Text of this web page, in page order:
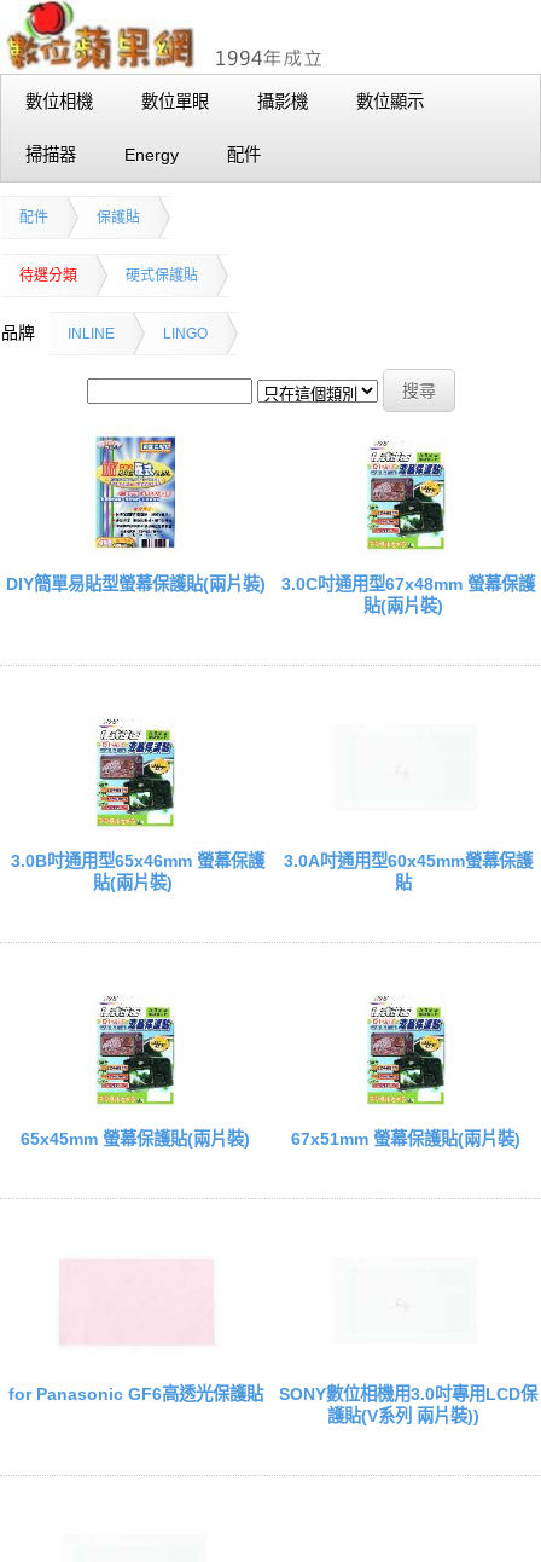
數位相機 數位單眼 攝影機 數位顯示
掃描器 Energy 配件
配件 保護貼
待選分類 硬式保護貼
品牌 INLINE LINGO
DIY簡單易貼型螢幕保護貼(兩片裝)
3.0C吋通用型67x48mm 螢幕保護
貼(兩片裝)
3.0B吋通用型65x46mm 螢幕保護
貼(兩片裝)
3.0A吋通用型60x45mm螢幕保護
貼
65x45mm 螢幕保護貼(兩片裝) 67x51mm 螢幕保護貼(兩片裝)
for Panasonic GF6高透光保護貼
SONY數位相機用3.0吋專用LCD保
護貼(V系列 兩片裝))